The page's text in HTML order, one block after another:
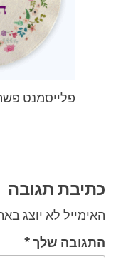
פלייסמנט פשתן
כתיבת תגובה
האימייל לא יוצג
התגובה שלך*